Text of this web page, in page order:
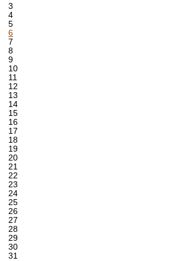
3
4
5
6
7
8
9
10
11
12
13
14
15
16
17
18
19
20
21
22
23
24
25
26
27
28
29
30
31